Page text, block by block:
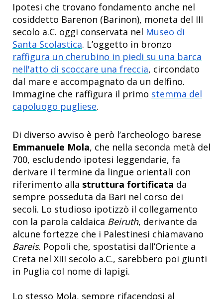
Ipotesi che trovano fondamento anche nel
cosiddetto Barenon (Barinon), moneta del III
secolo a.C. oggi conservata nel Museo di
Santa Scolastica. L’oggetto in bronzo
raffigura un cherubino in piedi su una barca
nell'atto di scoccare una freccia, circondato
dal mare e accompagnato da un delfino.
Immagine che raffigura il primo stemma del
capoluogo pugliese.
Di diverso avviso è però l’archeologo barese
Emmanuele Mola, che nella seconda metà del
700, escludendo ipotesi leggendarie, fa
derivare il termine da lingue orientali con
riferimento alla struttura fortificata da
sempre posseduta da Bari nel corso dei
secoli. Lo studioso ipotizzò il collegamento
con la parola caldaica Beiruth, derivante da
alcune fortezze che i Palestinesi chiamavano
Bareis. Popoli che, spostatisi dall’Oriente a
Creta nel XIII secolo a.C., sarebbero poi giunti
in Puglia col nome di Iapigi.
Lo stesso Mola, sempre rifacendosi al